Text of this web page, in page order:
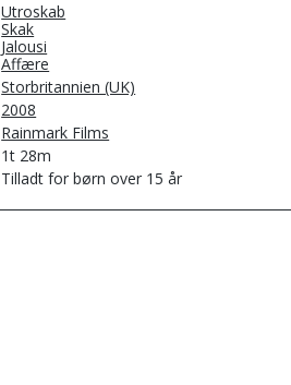
Utroskab
Skak
Jalousi
Affære
Storbritannien (UK)
2008
Rainmark Films
1t 28m
Tilladt for børn over 15 år